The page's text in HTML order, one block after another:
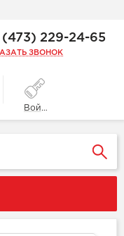
(473) 229-24-65
ЗВОНОК
Войти